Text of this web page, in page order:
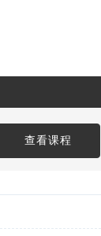
查看课程